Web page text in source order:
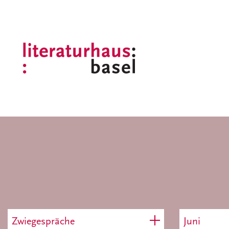
Zwiegespräche Juni